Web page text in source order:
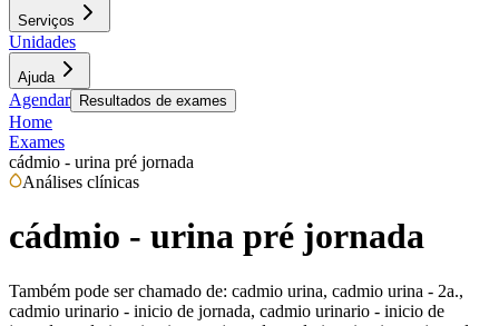
Serviços
Unidades
Ajuda
Agendar Resultados de exames
Home
Exames
cádmio - urina pré jornada
Análises clínicas
cádmio - urina pré jornada
Também pode ser chamado de: cadmio urina, cadmio urina - 2a.,
cadmio urinario - inicio de jornada, cadmio urinario - inicio de